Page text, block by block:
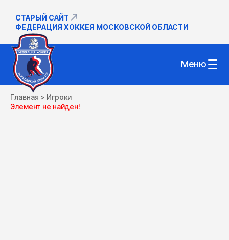
СТАРЫЙ САЙТ
ФЕДЕРАЦИЯ ХОККЕЯ МОСКОВСКОЙ ОБЛАСТИ
Меню
Главная > Игроки
Элемент не найден!